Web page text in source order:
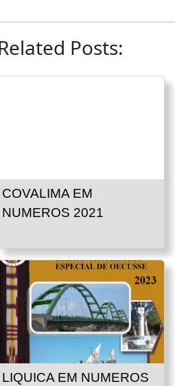
Posts:
COVALIMA EM
NUMEROS 2021
LIQUICA EM NUMEROS